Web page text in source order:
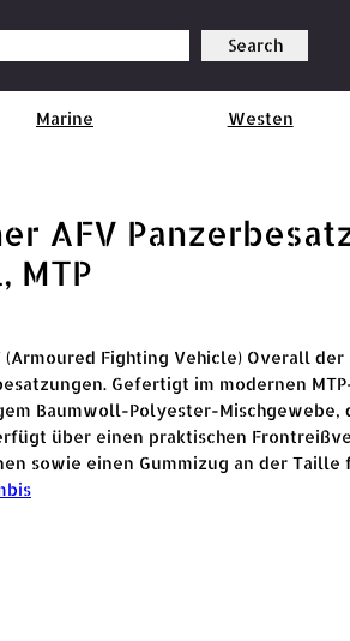
Search
Marine Westen
AFV
MTP
(Armoured Fighting Vehicle) Overall
Gefertigt im modernen
Baumwoll-Polyester-
über einen praktischen
sowie einen Gummizug an der Taille